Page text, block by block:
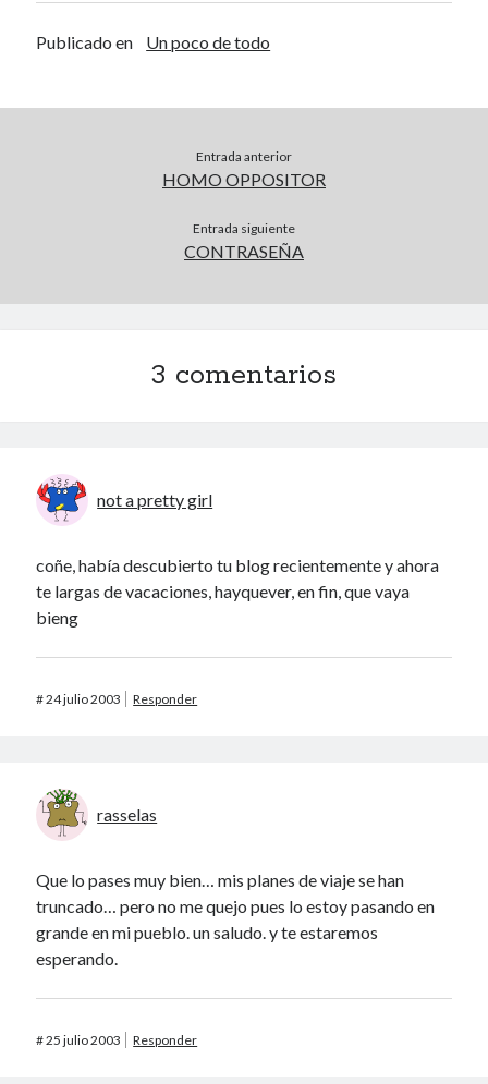
IBSN: Número de serie de blogs de Internet
Publicado en Un poco de todo
Entrada anterior
HOMO OPPOSITOR
Entrada siguiente
CONTRASEÑA
3 comentarios
not a pretty girl
coñe, había descubierto tu blog recientemente y ahora
te largas de vacaciones, hayquever, en fin, que vaya
bieng
#24 julio 2003 Responder
rasselas
Que lo pases muy bien… mis planes de viaje se han
truncado… pero no me quejo pues lo estoy pasando en
grande en mi pueblo. un saludo. y te estaremos
esperando.
#25 julio 2003 Responder